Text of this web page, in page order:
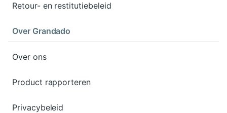
Retour- en restitutiebeleid
Over Grandado
Over ons
Product rapporteren
Privacybeleid